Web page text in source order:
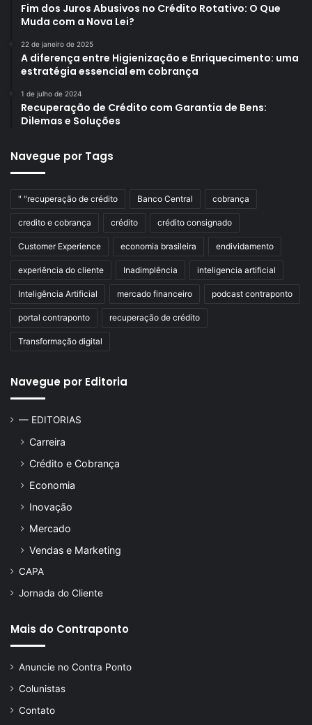
Fim dos Juros Abusivos no Crédito Rotativo: O Que
Muda com a Nova Lei?
22 de janeiro de 2025
A diferença entre Higienização e Enriquecimento: uma
estratégia essencial em cobrança
1 de julho de 2024
Recuperação de Crédito com Garantia de Bens:
Dilemas e Soluções
Navegue por Tags
" "recuperação de crédito Banco Central cobrança
credito e cobrança crédito crédito consignado
Customer Experience economia brasileira endividamento
experiência do cliente Inadimplência inteligencia artificial
Inteligência Artificial mercado financeiro podcast contraponto
portal contraponto recuperação de crédito
Transformação digital
Navegue por Editoria
— EDITORIAS
Carreira
Crédito e Cobrança
Economia
Inovação
Mercado
Vendas e Marketing
CAPA
Jornada do Cliente
Mais do Contraponto
Anuncie no Contra Ponto
Colunistas
Contato